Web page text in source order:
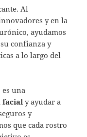
Al
y en la
ayudamos
confianza y
a lo largo del
una
facial y ayudar a
y
que cada rostro